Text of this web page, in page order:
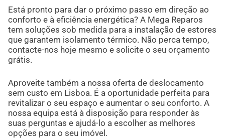
Está pronto para dar o próximo passo em direção ao
conforto e à eficiência energética? A Mega Reparos
tem soluções sob medida para a instalação de estores
que garantem isolamento térmico. Não perca tempo,
contacte-nos hoje mesmo e solicite o seu orçamento
grátis.
Aproveite também a nossa oferta de deslocamento
sem custo em Lisboa. É a oportunidade perfeita para
revitalizar o seu espaço e aumentar o seu conforto. A
nossa equipa está à disposição para responder às
suas perguntas e ajudá-lo a escolher as melhores
opções para o seu imóvel.